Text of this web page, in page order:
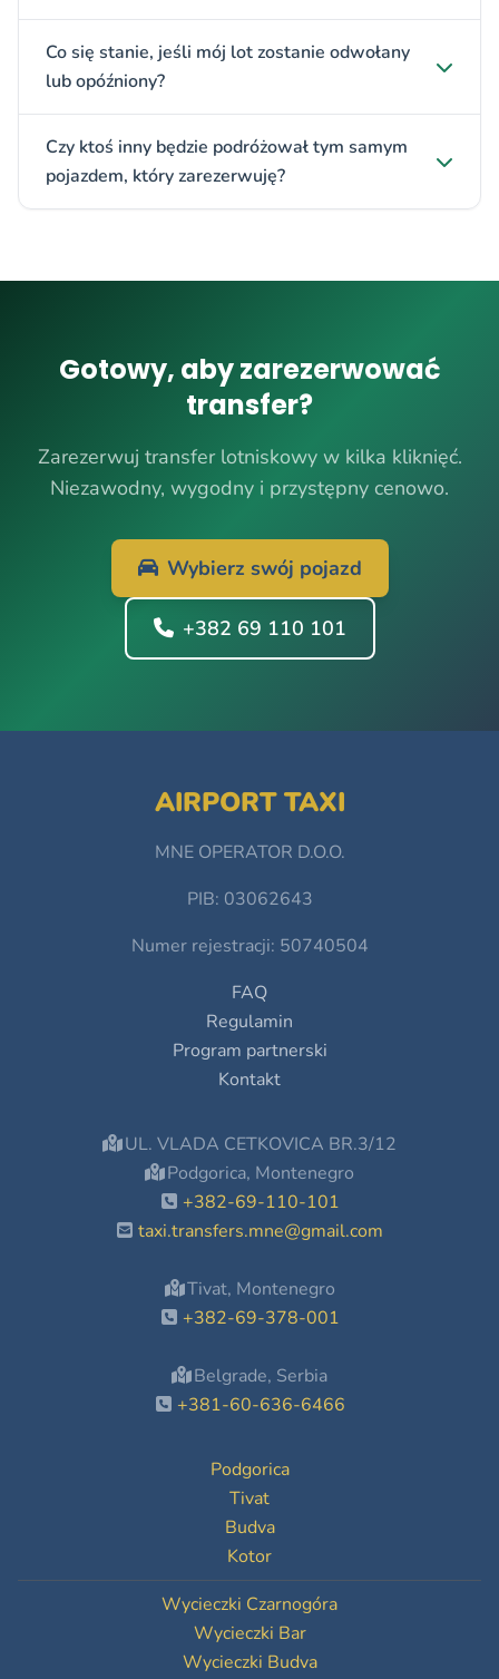
Co się stanie, jeśli mój lot zostanie odwołany
lub opóźniony?
Czy ktoś inny będzie podróżował tym samym
pojazdem, który zarezerwuję?
Gotowy, aby zarezerwować
transfer?
Zarezerwuj transfer lotniskowy w kilka kliknięć.
Niezawodny, wygodny i przystępny cenowo.
Wybierz swój pojazd
+382 69 110 101
AIRPORT TAXI
MNE OPERATOR D.O.O.
PIB: 03062643
Numer rejestracji: 50740504
FAQ
Regulamin
Program partnerski
Kontakt
UL. VLADA CETKOVICA BR.3/12
Podgorica, Montenegro
+382-69-110-101
taxi.transfers.mne@gmail.com
Tivat, Montenegro
+382-69-378-001
Belgrade, Serbia
+381-60-636-6466
Podgorica
Tivat
Budva
Kotor
Wycieczki Czarnogóra
Wycieczki Bar
Wycieczki Budva